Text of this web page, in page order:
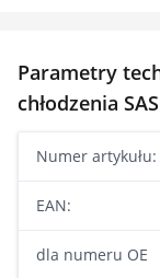
Parametry
chłodzenia
Numer artykułu:
EAN:
dla numeru OE